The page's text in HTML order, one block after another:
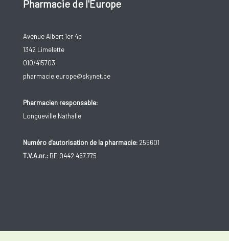
Pharmacie de l'Europe
Avenue Albert 1er 4b
1342 Limelette
010/415703
pharmacie.europe@skynet.be
Pharmacien responsable:
Longueville Nathalie
Numéro d'autorisation de la pharmacie:255601
T.V.A.nr.:BE 0442.467.775